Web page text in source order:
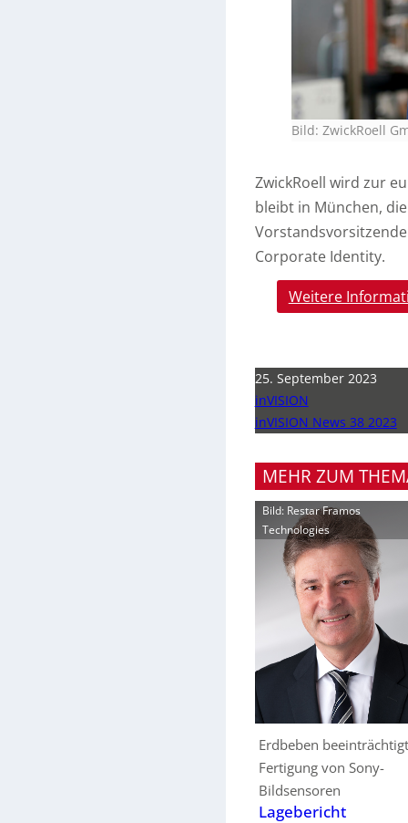
Bild: ZwickRoell
ZwickRoell wird zur
bleibt in München,
Corporate Identity.
Weitere
25. September 2023
inVISION
inVISION News 38 2023
MEHR ZUM
Bild: Restar Framos
Technologies
Erdbeben beeinträchtigt
Fertigung von Sony-
Bildsensoren
Lagebericht